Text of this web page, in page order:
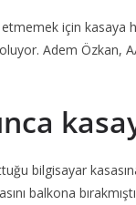
için kasaya
Adem Özkan,
bilgisayar
balkona